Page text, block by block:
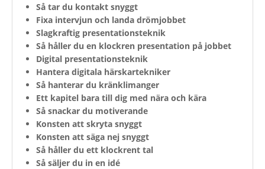
Så tar du kontakt snyggt
Fixa intervjun och landa drömjobbet
Slagkraftig presentationsteknik
Så håller du en klockren presentation på jobbet
Digital presentationsteknik
Hantera digitala härskartekniker
Så hanterar du kränklimanger
Ett kapitel bara till dig med nära och kära
Så snackar du motiverande
Konsten att skryta snyggt
Konsten att säga nej snyggt
Så håller du ett klockrent tal
Så säljer du in en idé